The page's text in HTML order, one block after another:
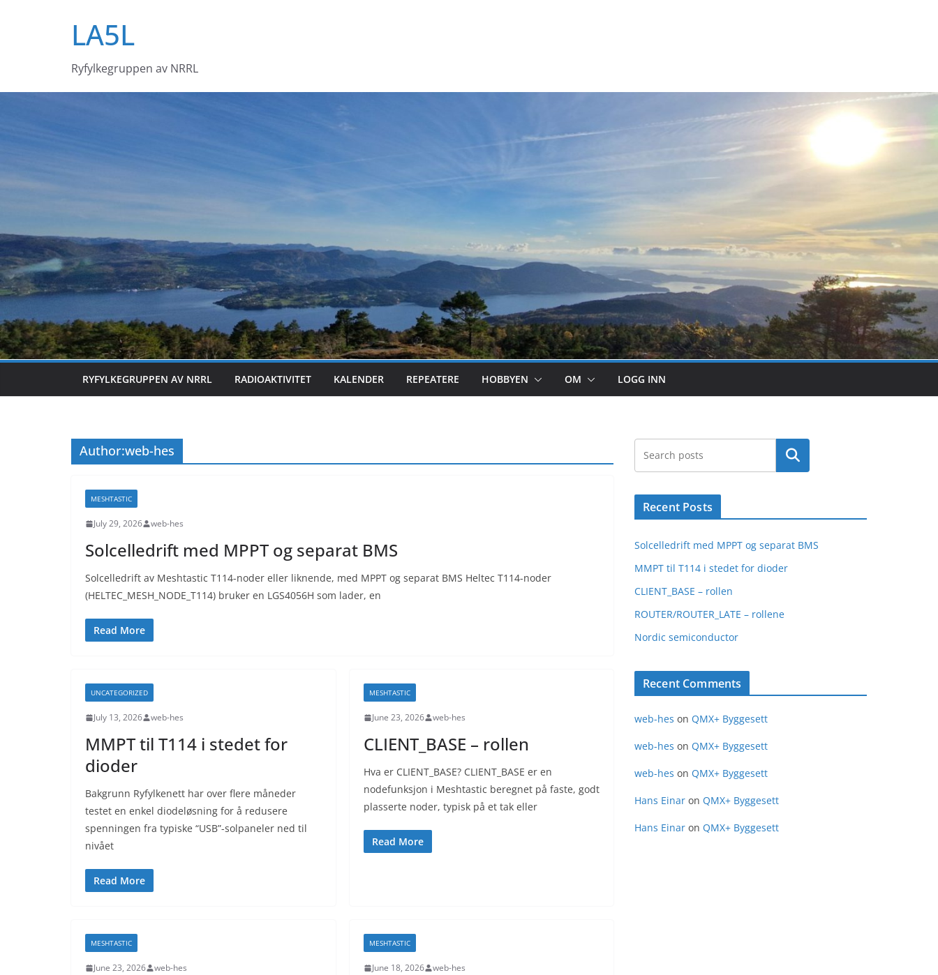
LA5L
Ryfylkegruppen av NRRL
RYFYLKEGRUPPEN AV NRRL RADIOAKTIVITET KALENDER REPEATERE HOBBYEN OM LOGG INN
Author:web-hes
MESHTASTIC
July 29, 2026 web-hes
Solcelledrift med MPPT og separat BMS
Solcelledrift av Meshtastic T114-noder eller liknende, med MPPT og separat BMS Heltec T114-noder
(HELTEC_MESH_NODE_T114) bruker en LGS4056H som lader, en
Read More
UNCATEGORIZED
July 13, 2026 web-hes
MMPT til T114 i stedet for
dioder
Bakgrunn Ryfylkenett har over flere måneder
testet en enkel diodeløsning for å redusere
spenningen fra typiske “USB”-solpaneler ned til
nivået
Read More
MESHTASTIC
June 23, 2026 web-hes
CLIENT_BASE – rollen
Hva er CLIENT_BASE? CLIENT_BASE er en
nodefunksjon i Meshtastic beregnet på faste, godt
plasserte noder, typisk på et tak eller
Read More
MESHTASTIC
June 23, 2026 web-hes
MESHTASTIC
June 18, 2026 web-hes
Search
Recent Posts
Solcelledrift med MPPT og separat BMS
MMPT til T114 i stedet for dioder
CLIENT_BASE – rollen
ROUTER/ROUTER_LATE – rollene
Nordic semiconductor
Recent Comments
web-hes on QMX+ Byggesett
web-hes on QMX+ Byggesett
web-hes on QMX+ Byggesett
Hans Einar on QMX+ Byggesett
Hans Einar on QMX+ Byggesett